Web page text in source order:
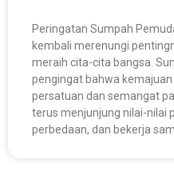
Peringatan Sumpah
kembali merenungi
meraih cita-cita bangsa.
pengingat bahwa
persatuan dan semangat
terus menjunjung nilai-nilai
perbedaan, dan bekerja